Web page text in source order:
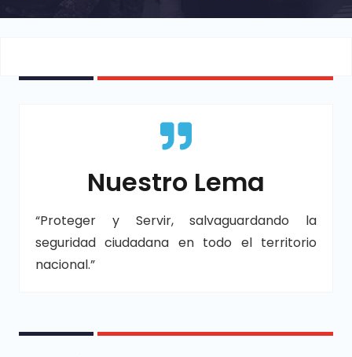
Nuestro Lema
“Proteger y Servir, salvaguardando la
seguridad ciudadana en todo el territorio
nacional.”